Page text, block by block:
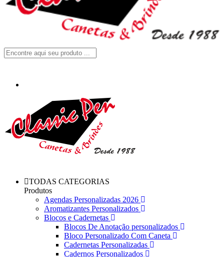
TODAS CATEGORIAS
Produtos
Agendas Personalizadas 2026
Aromatizantes Personalizados
Blocos e Cadernetas
Blocos De Anotação personalizados
Bloco Personalizado Com Caneta
Cadernetas Personalizadas
Cadernos Personalizados